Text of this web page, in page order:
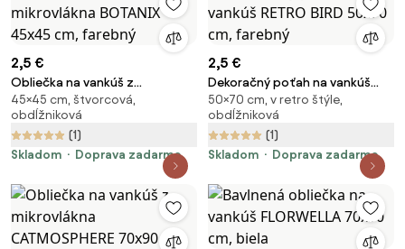
2,5 €
Obliečka na vankúš z
mikrovlákna BOTANIX 45x45 cm,
farebný
45×45 cm, štvorcová,
obdĺžniková
(1)
Skladom
Doprava zadarmo
2,5 €
Dekoračný poťah na vankúš
RETRO BIRD 50x70 cm, farebný
50×70 cm, v retro štýle,
obdĺžniková
(1)
Skladom
Doprava zadarmo